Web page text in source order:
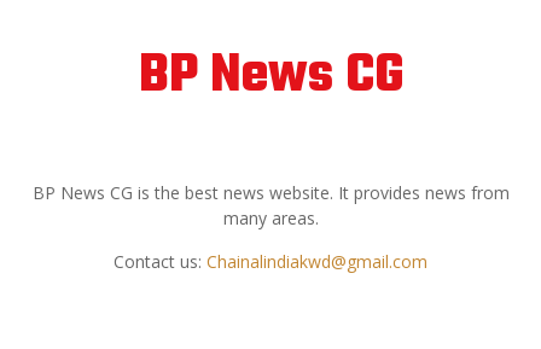
BP News CG
BP News CG is the best news website. It provides news from
many areas.
Contact us: Chainalindiakwd@gmail.com